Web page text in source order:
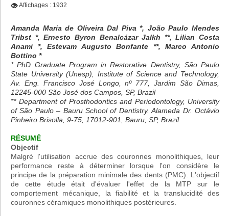
Affichages : 1932
Amanda Maria de Oliveira Dal Piva *, João Paulo Mendes
Tribst *, Ernesto Byron Benalcázar Jalkh **, Lilian Costa
Anami *, Estevam Augusto Bonfante **, Marco Antonio
Bottino *
* PhD Graduate Program in Restorative Dentistry, São Paulo
State University (Unesp), Institute of Science and Technology,
Av. Eng. Francisco José Longo, nº 777, Jardim São Dimas,
12245-000 São José dos Campos, SP, Brazil
** Department of Prosthodontics and Periodontology, University
of São Paulo – Bauru School of Dentistry. Alameda Dr. Octávio
Pinheiro Brisolla, 9-75, 17012-901, Bauru, SP, Brazil
RÉSUMÉ
Objectif
Malgré l'utilisation accrue des couronnes monolithiques, leur
performance reste à déterminer lorsque l'on considère le
principe de la préparation minimale des dents (PMC). L'objectif
de cette étude était d'évaluer l'effet de la MTP sur le
comportement mécanique, la fiabilité et la translucidité des
couronnes céramiques monolithiques postérieures.